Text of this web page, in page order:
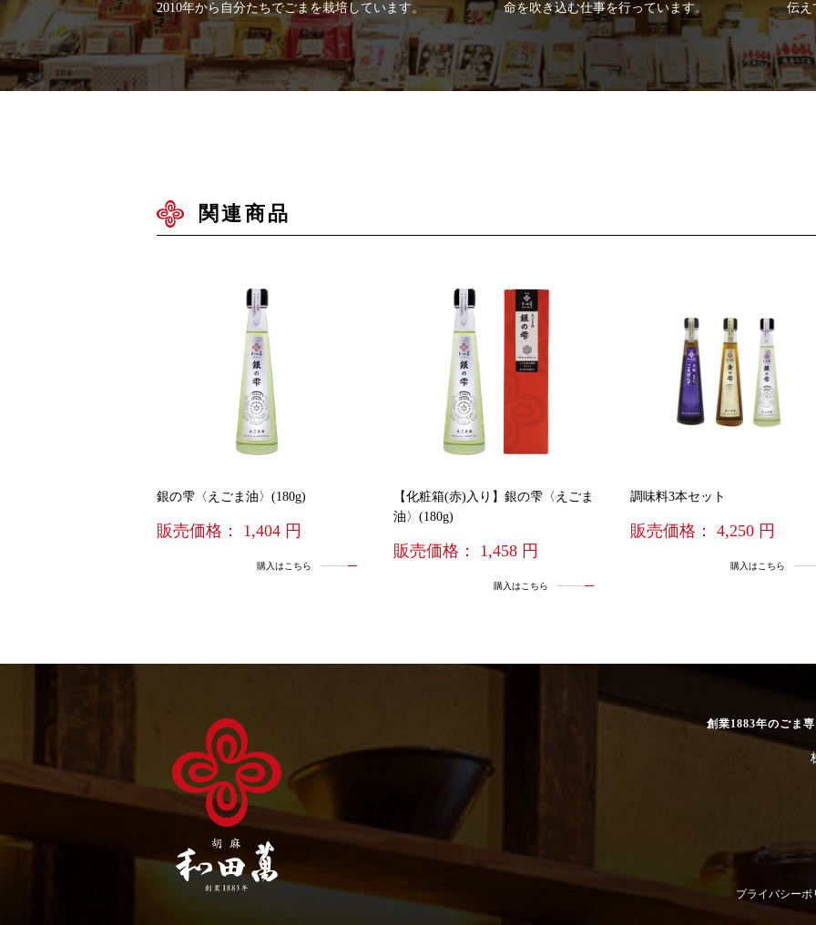
2010年から自分たちでごまを栽培しています。
命を吹き込む仕事を行っています。
伝え
関連商品
銀の雫〈えごま油〉(180g)
販売価格： 1,404 円
購入はこちら
【化粧箱(赤)入り】銀の雫〈えごま
油〉(180g)
販売価格： 1,458 円
購入はこちら
調味料3本セット
販売価格： 4,250 円
購入はこちら
創業1883年のごま
プライバシーポ